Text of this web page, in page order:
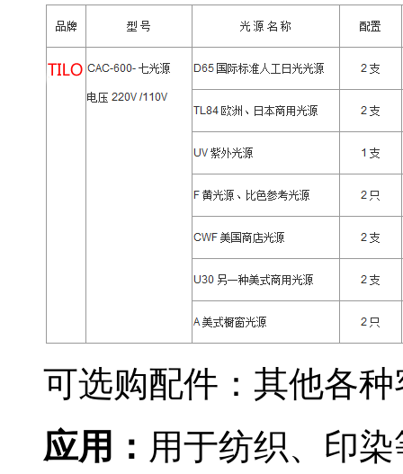
可选购配件：其他各
应用： 用于纺织、印